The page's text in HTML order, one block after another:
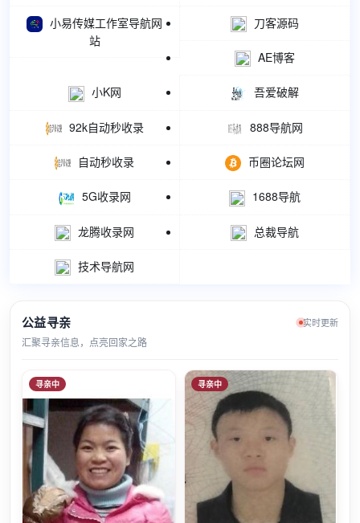
小易传媒工作室导航网
站
刀客源码
AE博客
小K网 吾爱破解
92k自动秒收录 888导航网
自动秒收录 币圈论坛网
5G收录网 1688导航
龙腾收录网 总裁导航
技术导航网
公益寻亲 实时更新
汇聚寻亲信息，点亮回家之路
寻亲中 寻亲中